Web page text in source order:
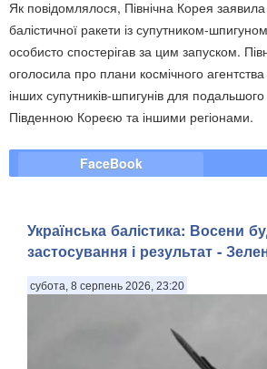
Як повідомлялося, Північна Корея
балістичної ракети із супутником-
особисто спостерігав за цим запуском.
оголосила про плани космічного
інших супутників-шпигунів для
Південною Кореєю та іншими регіонами.
FaceBook
Українська балістика: Восени
застосування і результат -
субота, 8 серпень 2026, 23:20